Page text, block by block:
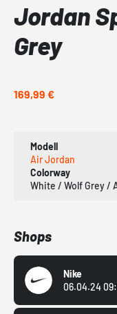
Jordan
Grey
169,99 €
Modell
Air Jordan
Colorway
White / Wolf Grey /
Shops
Nike
06.04.24